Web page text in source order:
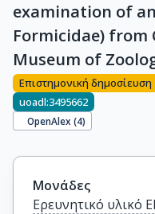
examination of
Formicidae)
Museum of
Επιστημονική
uoadl:3495662
OpenAlex (4)
Μονάδες
Ερευνητικό υλικό